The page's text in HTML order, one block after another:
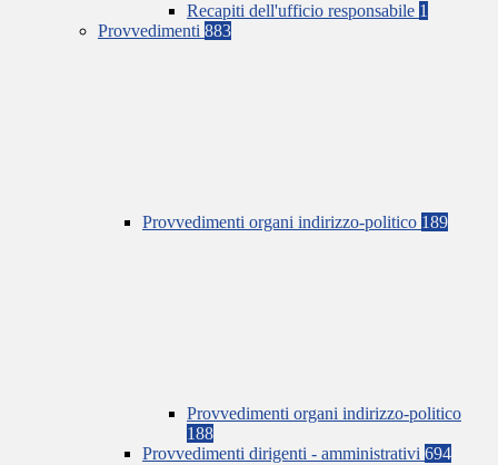
Recapiti dell'ufficio responsabile 1
Provvedimenti 883
Provvedimenti organi indirizzo-politico 189
Provvedimenti organi indirizzo-politico
188
Provvedimenti dirigenti - amministrativi 694